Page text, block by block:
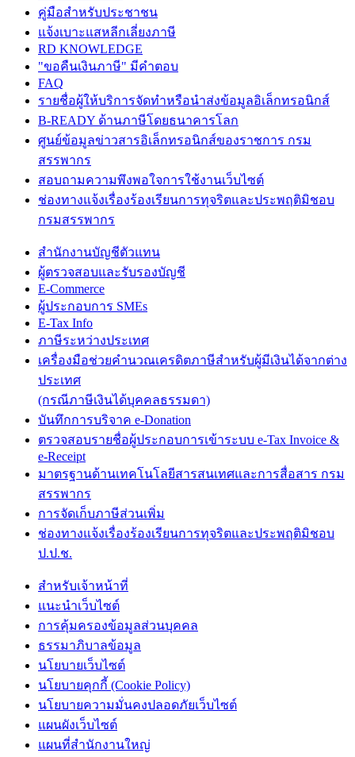
คู่มือสำหรับประชาชน
แจ้งเบาะแสหลีกเลี่ยงภาษี
RD KNOWLEDGE
"ขอคืนเงินภาษี" มีคำตอบ
FAQ
รายชื่อผู้ให้บริการจัดทำหรือนำส่งข้อมูลอิเล็กทรอนิกส์
B-READY ด้านภาษีโดยธนาคารโลก
ศูนย์ข้อมูลข่าวสารอิเล็กทรอนิกส์ของราชการ กรม
สรรพากร
สอบถามความพึงพอใจการใช้งานเว็บไซต์
ช่องทางแจ้งเรื่องร้องเรียนการทุจริตและประพฤติมิชอบ
กรมสรรพากร
สำนักงานบัญชีตัวแทน
ผู้ตรวจสอบและรับรองบัญชี
E-Commerce
ผู้ประกอบการ SMEs
E-Tax Info
ภาษีระหว่างประเทศ
เครื่องมือช่วยคำนวณเครดิตภาษีสำหรับผู้มีเงินได้จากต่าง
ประเทศ
(กรณีภาษีเงินได้บุคคลธรรมดา)
บันทึกการบริจาค e-Donation
ตรวจสอบรายชื่อผู้ประกอบการเข้าระบบ e-Tax Invoice &
e-Receipt
มาตรฐานด้านเทคโนโลยีสารสนเทศและการสื่อสาร กรม
สรรพากร
การจัดเก็บภาษีส่วนเพิ่ม
ช่องทางแจ้งเรื่องร้องเรียนการทุจริตและประพฤติมิชอบ
ป.ป.ช.
สำหรับเจ้าหน้าที่
แนะนำเว็บไซต์
การคุ้มครองข้อมูลส่วนบุคคล
ธรรมาภิบาลข้อมูล
นโยบายเว็บไซต์
นโยบายคุกกี้ (Cookie Policy)
นโยบายความมั่นคงปลอดภัยเว็บไซต์
แผนผังเว็บไซต์
แผนที่สำนักงานใหญ่